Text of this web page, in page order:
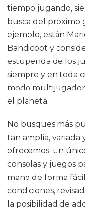
tiempo jugando,
busca del próximo
ejemplo, están
Bandicoot y
estupenda de los
siempre y en toda
modo
el planeta.
No busques más
tan amplia, variada
ofrecemos: un
consolas y juegos
mano de forma
condiciones,
la posibilidad de